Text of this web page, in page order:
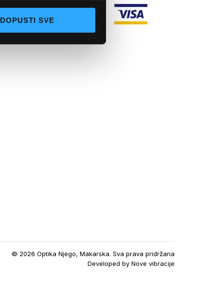
DOPUSTI SVE
© 2026 Optika Njego, Makarska. Sva prava pridržana
Developed byNove vibracije